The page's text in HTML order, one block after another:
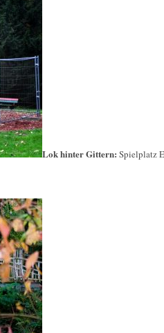
Lok hinter Gittern: Spielplatz